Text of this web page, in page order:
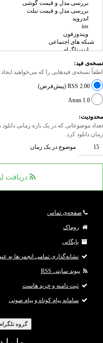
نسخه‌ی فید:
لطفاً نسخه‌ی فیدهایی را که می‌خواهید ایجاد
محدودیت:
زمان دانلود کرد.
موضوع در یک زمان
دریافت
صفحه‌ی تماس
روماک
بایگانی
نشانه‌گذاری تمامی انجمن‌ها به
پیوند سایتی RSS
ثبت دامنه و خرید هاست
سامانه پیام کوتاه و پیام صوتی
گروه تلگرام